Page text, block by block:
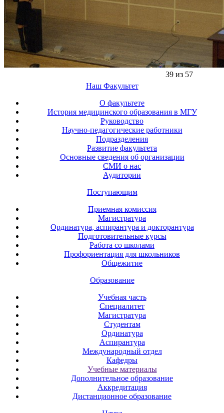
39 из 57
Наш Факультет
О факультете
История медицинского образования в МГУ
Руководство
Научно-педагогические работники
Подразделения
Развитие факультета
Основные сведения об организации
СМИ о нас
Аудитории
Поступающим
Приемная комиссия
Магистратура
Ординатура, аспирантура и докторантура
Подготовительные курсы
Работа со школами
Профориентация для школьников
Общежитие
Образование
Учебная часть
Специалитет
Магистратура
Студентам
Ординатура
Аспирантура
Международный отдел
Кафедры
Учебные материалы
Дополнительное образование
Аккредитация
Дистанционное образование